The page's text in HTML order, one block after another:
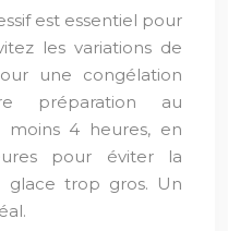
est essentiel pour
les variations de
une congélation
préparation au
4 heures, en
pour éviter la
glace trop gros. Un